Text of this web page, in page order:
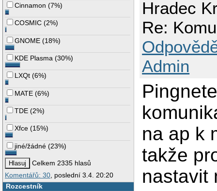
Cinnamon (7%)
COSMIC (2%)
GNOME (18%)
KDE Plasma (30%)
LXQt (6%)
MATE (6%)
TDE (2%)
Xfce (15%)
jiné/žádné (23%)
Celkem 2335 hlasů
Komentářů: 30, poslední 3.4. 20:20
Rozcestník
Hradec
Re:
Admin
na ap k
takže
nastavit